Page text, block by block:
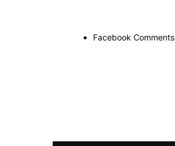
Facebook Comments